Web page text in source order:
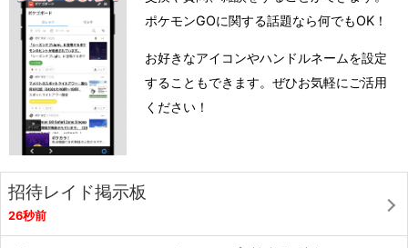
ポケモンGOに関する話題なら何でもOK！
お好きなアイコンやハンドルネームを設定
することもできます。ぜひお気軽にご活用
ください！
招待レイド掲示板
26秒前